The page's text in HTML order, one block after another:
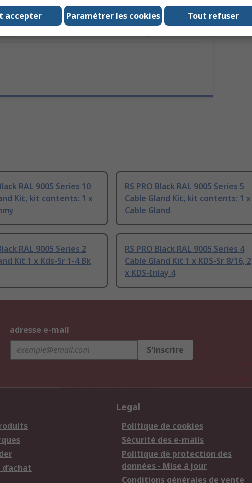
Area Certification No
RAL 9005 Series 10
Kit, kit contents: 1 x
RS PRO Black RAL 9005 Series 5
Cable Gland Kit, kit contents: 1 x
Cable Gland
RAL 9005 Series 2
Kit 1 x Kds-Sr 1-4 Bk
RS PRO Black RAL 9005 Series 4
Cable Gland Kit 1 x KDS-Sr 8/16, 2
x KDS-Inlay 4
adresse e-mail
S'inscrire
Legal
Politique de cookies
Sécurité des e-mails
Politique de protection des
données - Mise à jour
Conditions générales de vente
accepter Paramétrer les cookies Tout refuser